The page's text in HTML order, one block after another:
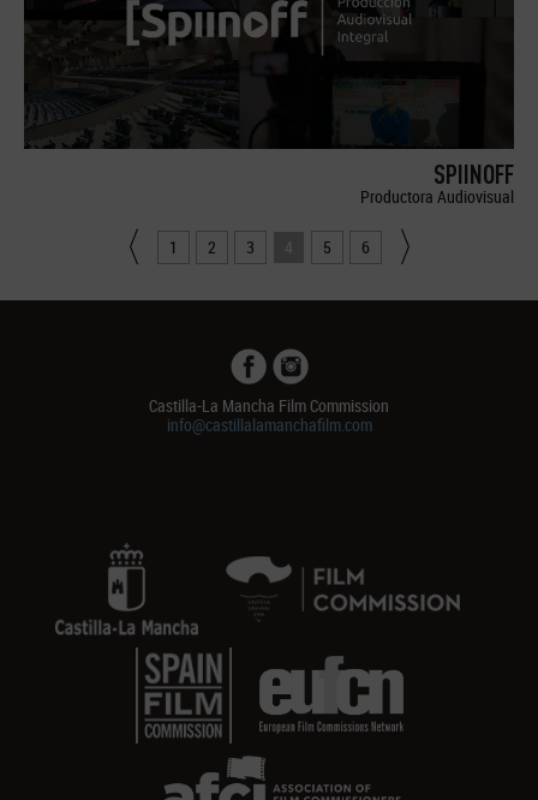
SPIINOFF
Productora Audiovisual
1 2 3 4 5 6
Castilla-La Mancha Film Commission
info@castillalamanchafilm.com